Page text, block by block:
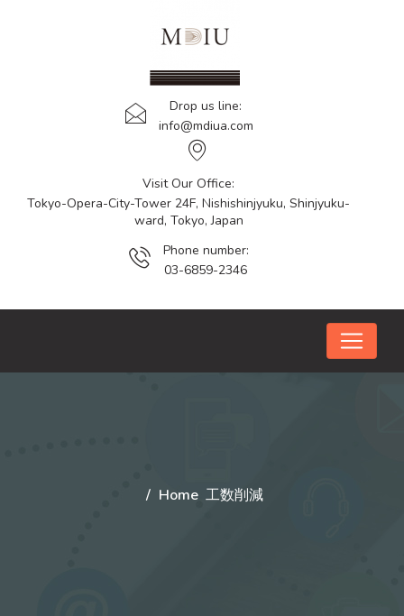
Drop us line:
info@mdiua.com
Visit Our Office:
Tokyo-Opera-City-Tower 24F, Nishishinjyuku, Shinjyuku-
ward, Tokyo, Japan
Phone number:
03-6859-2346
Home 工数削減